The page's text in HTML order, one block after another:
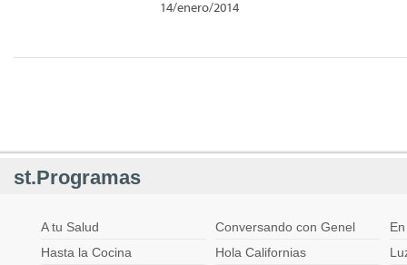
14/enero/2014
st.Programas
A tu Salud Conversando con Genel
Hasta la Cocina
Hola Californias